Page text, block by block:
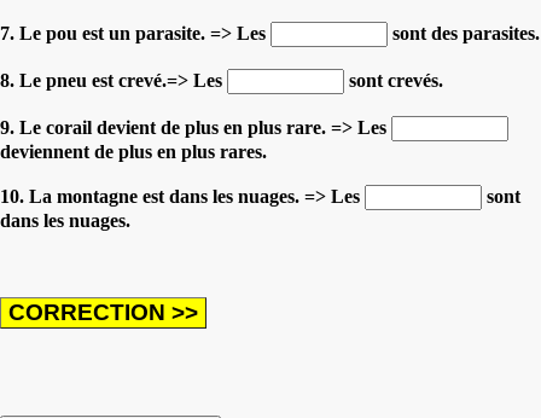
7. Le pou est un parasite. => Les sont des parasites.
8. Le pneu est crevé.=> Les sont crevés.
9. Le corail devient de plus en plus rare. => Les
deviennent de plus en plus rares.
10. La montagne est dans les nuages. => Les
sont
dans les nuages.